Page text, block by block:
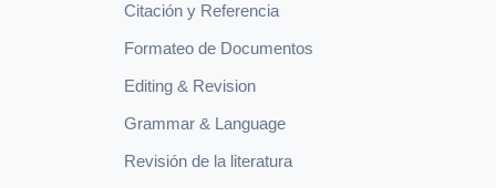
Citación y Referencia
Formateo de Documentos
Editing & Revision
Grammar & Language
Revisión de la literatura